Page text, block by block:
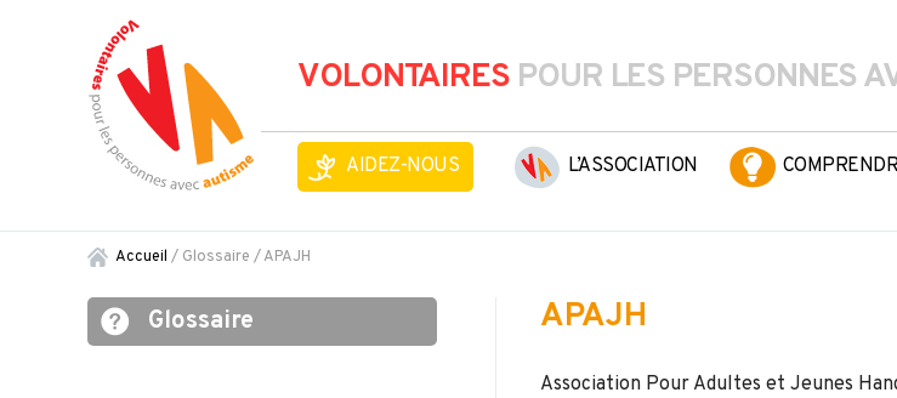
VOLONTAIRES POUR LES PERSONNES
AIDEZ-NOUS L’ASSOCIATION
Accueil / Glossaire /APAJH
APAJH
Association Pour Adultes et Jeunes
Glossaire